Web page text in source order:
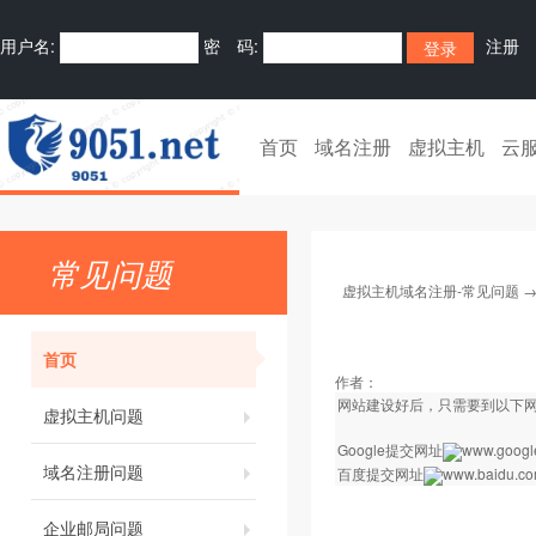
用户名: 密 码: 注册
首页 域名注册 虚拟主机 云
常见问题
首页
虚拟主机问题
域名注册问题
企业邮局问题
虚拟主机域名注册-常见问题
作者：
网站建设好后，只需要到以下
Google提交网址
百度提交网址